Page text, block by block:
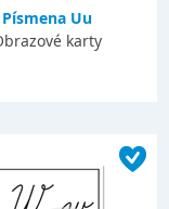
Písmena Uu
karty